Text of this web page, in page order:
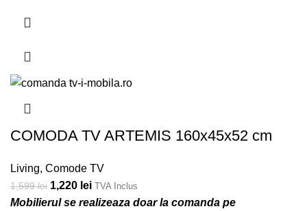
COMODA TV ARTEMIS 160x45x52 cm
Living, Comode TV
1,599lei 1,220 lei TVA Inclus
Mobilierul se realizeaza doar la comanda pe